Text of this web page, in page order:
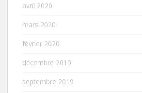
avril 2020
mars 2020
février 2020
décembre 2019
septembre 2019